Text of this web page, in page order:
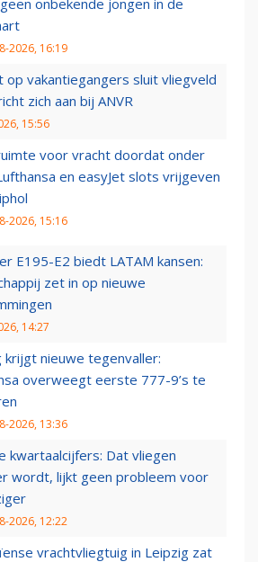
2026, 16:19
op vakantiegangers sluit vliegveld
zich aan bij ANVR
15:56
voor vracht doordat onder
en easyJet slots vrijgeven
2026, 15:16
E195-E2 biedt LATAM kansen:
zet in op nieuwe
14:27
krijgt nieuwe tegenvaller:
overweegt eerste 777-9’s te
2026, 13:36
kwartaalcijfers: Dat vliegen
wordt, lijkt geen probleem voor
2026, 12:22
vrachtvliegtuig in Leipzig zat